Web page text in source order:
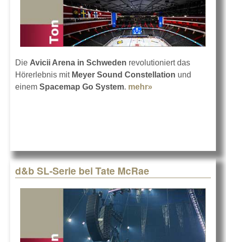
Die Avicii Arena in Schweden revolutioniert das
Hörerlebnis mit Meyer Sound Constellation und
einem Spacemap Go System. mehr»
d&b SL-Serie bei Tate McRae